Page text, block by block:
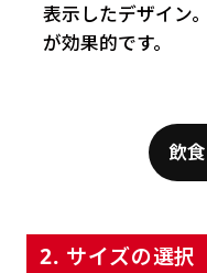
表示したデザイン
が効果的です。
飲
2. サイズの選択